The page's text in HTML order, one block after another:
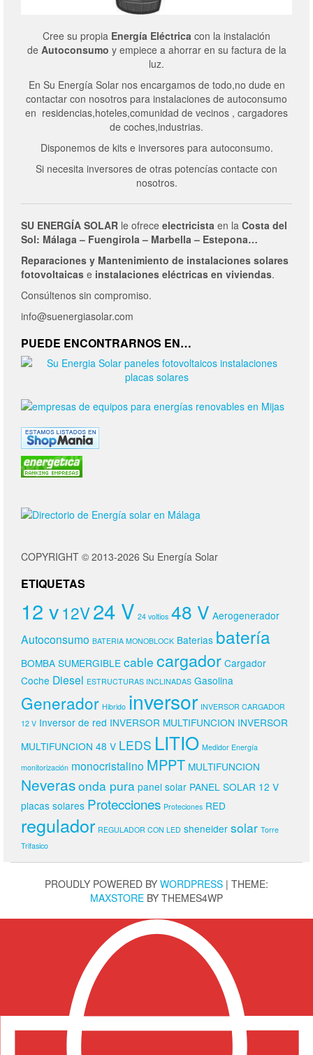
Cree su propia Energía Eléctrica con la instalación
de Autoconsumo y empiece a ahorrar en su factura de la
luz.
En Su Energía Solar nos encargamos de todo,no dude en
contactar con nosotros para instalaciones de autoconsumo
en residencias,hoteles,comunidad de vecinos , cargadores
de coches,industrias.
Disponemos de kits e inversores para autoconsumo.
Si necesita inversores de otras potencías contacte con
nosotros.
SU ENERGÍA SOLAR le ofrece electricista en la Costa del
Sol: Málaga – Fuengirola – Marbella – Estepona…
Reparaciones y Mantenimiento de instalaciones solares
fotovoltaicas e instalaciones eléctricas en viviendas.
Consúltenos sin compromiso.
info@suenergiasolar.com
PUEDE ENCONTRARNOS EN…
COPYRIGHT © 2013-2026 Su Energía Solar
ETIQUETAS
12 v12V24 V 24 voltios 48 V Aerogenerador
Autoconsumo BATERIA MONOBLOCK Baterias batería
BOMBA SUMERGIBLE cable cargador Cargador
Coche Diesel ESTRUCTURAS INCLINADAS Gasolina
Generador Hibrido inversor INVERSOR CARGADOR
12 V Inversor de red INVERSOR MULTIFUNCION INVERSOR
MULTIFUNCION 48 V LEDS LITIO Medidor Energía
monitorización monocristalino MPPT MULTIFUNCION
Neverasonda pura panel solar PANEL SOLAR 12 V
placas solares Protecciones Proteciones RED
regulador REGULADOR CON LED sheneider solar Torre
Trifasico
PROUDLY POWERED BY WORDPRESS | THEME:
MAXSTORE BY THEMES4WP